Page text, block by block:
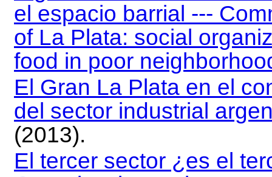
el espacio barrial ---
of La Plata: social
food in poor
El Gran La Plata en el
del sector industrial
(2013).
El tercer sector ¿es el